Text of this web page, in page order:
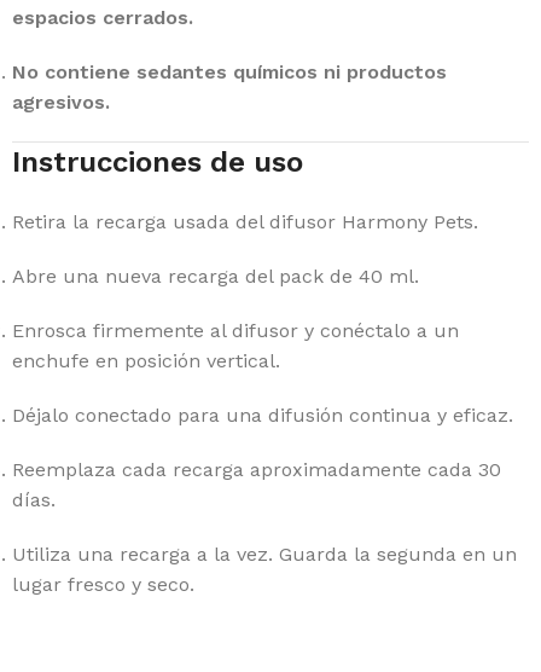
espacios cerrados.
No contiene sedantes químicos ni productos
agresivos.
Instrucciones de uso
Retira la recarga usada del difusor Harmony Pets.
Abre una nueva recarga del pack de 40 ml.
Enrosca firmemente al difusor y conéctalo a un
enchufe en posición vertical.
Déjalo conectado para una difusión continua y eficaz.
Reemplaza cada recarga aproximadamente cada 30
días.
Utiliza una recarga a la vez. Guarda la segunda en un
lugar fresco y seco.